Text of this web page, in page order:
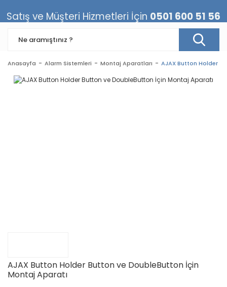
Anasayfa Alarm Sistemleri Montaj Aparatları AJAX Button Holder
AJAX Button Holder Button ve DoubleButton İçin
Montaj Aparatı
Satış ve Müşteri Hizmetleri İçin 0501 600 51 56